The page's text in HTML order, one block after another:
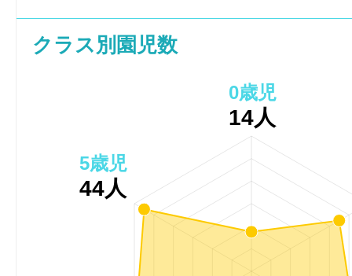
クラス別園児数
0歳児
14人
5歳児
44人